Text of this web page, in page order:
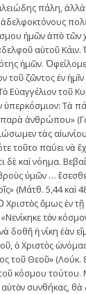
πάλη, ἀλλὰ
ἡμῶν ἀπὸ
αὐτοῦ Κάιν.
ἡμῶν.
τοῦ ζῶντος ἐν
Εὐαγγέλιον τοῦ
Τὰ
ἀνθρώπου»
τὰς
τοῦτο παύει νὰ
δὲ καὶ νόημα.
ὑμῶν …
(Μάτθ. 5,44 καὶ
Χριστὸς ὅμως ἐν
τὸν
δοθῆ ἡ νίκη ἐὰν
ὁ Χριστὸς
τοῦ Θεοῦ» (Λούκ.
κόσμου τούτου.
αὐτὸν συνθήκας,